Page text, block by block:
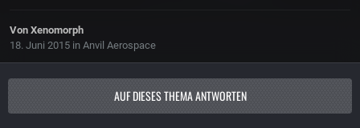
Von Xenomorph
18. Juni 2015 in Anvil Aerospace
AUF DIESES THEMA ANTWORTEN